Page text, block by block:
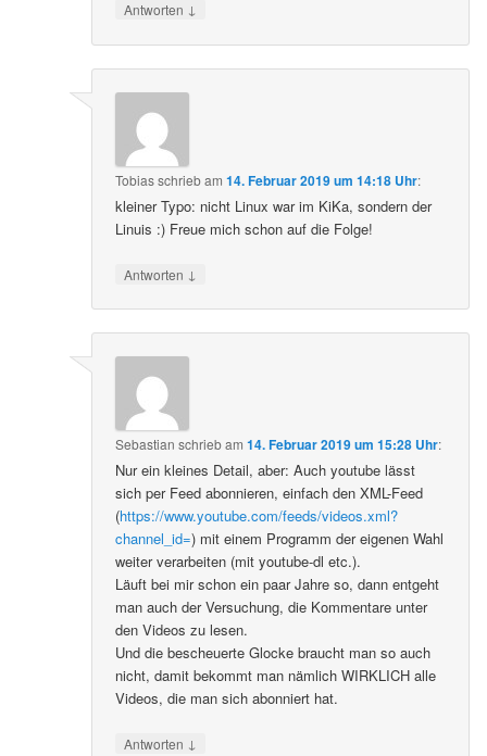
Antworten ↓
Tobiasschriebam14. Februar 2019 um 14:18 Uhr:
kleiner Typo: nicht Linux war im KiKa, sondern der
Linuis :) Freue mich schon auf die Folge!
Antworten ↓
Sebastian schriebam14. Februar 2019 um 15:28 Uhr:
Nur ein kleines Detail, aber: Auch youtube lässt
sich per Feed abonnieren, einfach den XML-Feed
(https://www.youtube.com/feeds/videos.xml?
channel_id=) mit einem Programm der eigenen Wahl
weiter verarbeiten (mit youtube-dl etc.).
Läuft bei mir schon ein paar Jahre so, dann entgeht
man auch der Versuchung, die Kommentare unter
den Videos zu lesen.
Und die bescheuerte Glocke braucht man so auch
nicht, damit bekommt man nämlich WIRKLICH alle
Videos, die man sich abonniert hat.
Antworten ↓